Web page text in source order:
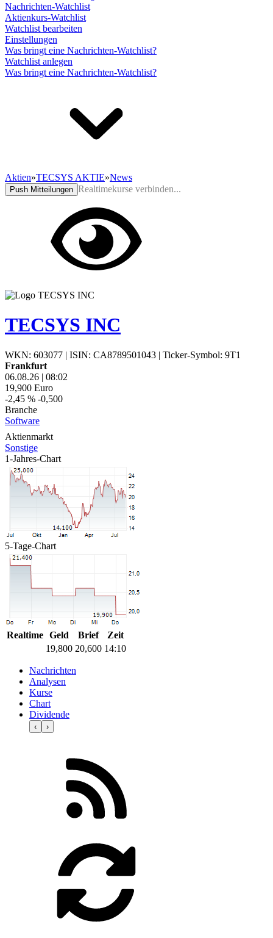
Nachrichten-Watchlist
Aktienkurs-Watchlist
Watchlist bearbeiten
Einstellungen
Was bringt eine Nachrichten-Watchlist?
Watchlist anlegen
Was bringt eine Nachrichten-Watchlist?
Aktien»TECSYS AKTIE»News
Push Mitteilungen Realtimekurse verbinden...
TECSYS INC
WKN: 603077 | ISIN: CA8789501043 | Ticker-Symbol: 9T1
Frankfurt
06.08.26 | 08:02
19,900 Euro
-2,45 % -0,500
Branche
Software
Aktienmarkt
Sonstige
1-Jahres-Chart
5-Tage-Chart
Realtime Geld Brief
Zeit
19,800 20,600 14:10
Nachrichten
Analysen
Kurse
Chart
Dividende
‹ ›